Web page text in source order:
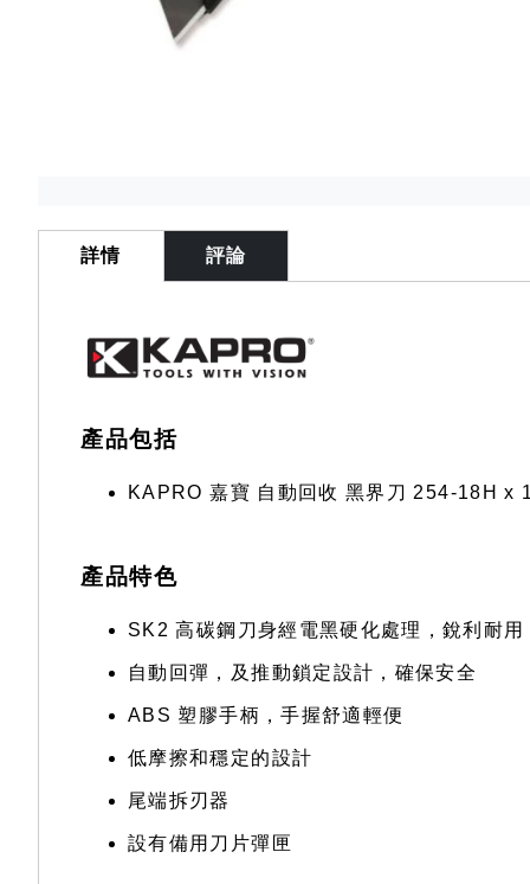
images
詳情
產品包括
KAPRO 嘉寶 自動回收 黑界刀 254-18H x 1
產品特色
SK2 高碳鋼刀身經電黑硬化處理，銳利耐
自動回彈，及推動鎖定設計，確保安全
ABS 塑膠手柄，手握舒適輕便
低摩擦和穩定的設計
尾端拆刃器
設有備用刀片彈匣
評論